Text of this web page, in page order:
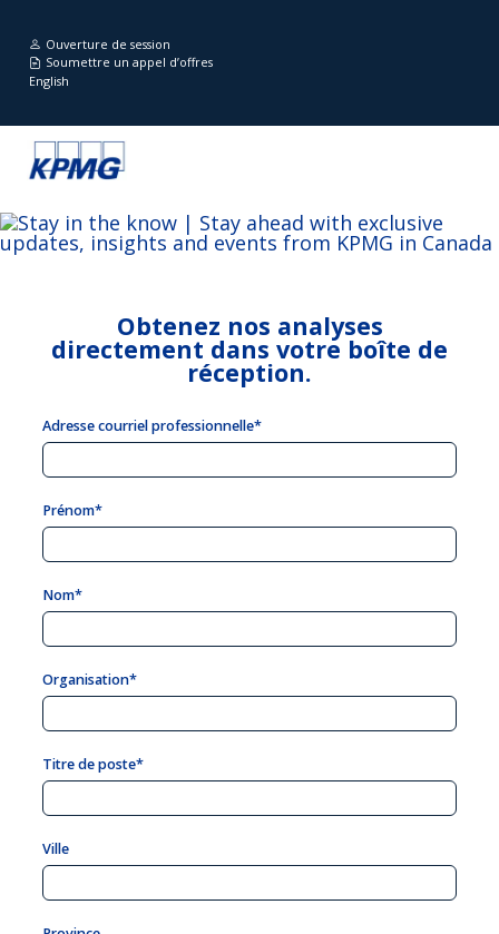
Ouverture de session
Soumettre un appel d’offres
English
Obtenez nos analyses
directement dans votre boîte de
réception.
Adresse courriel professionnelle*
Prénom*
Nom*
Organisation*
Titre de poste*
Ville